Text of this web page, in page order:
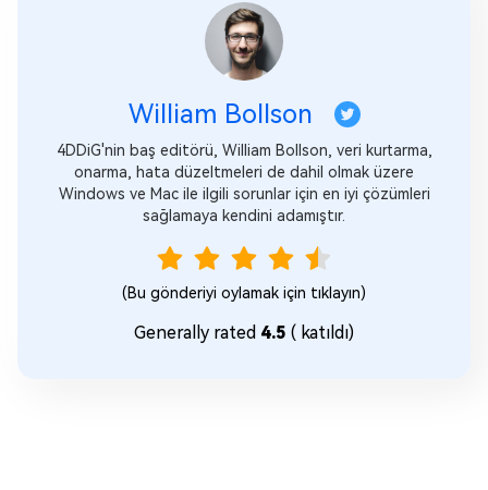
William Bollson
4DDiG'nin baş editörü, William Bollson, veri kurtarma,
onarma, hata düzeltmeleri de dahil olmak üzere
Windows ve Mac ile ilgili sorunlar için en iyi çözümleri
sağlamaya kendini adamıştır.
(Bu gönderiyi oylamak için tıklayın)
Generally rated 4.5 ( katıldı)